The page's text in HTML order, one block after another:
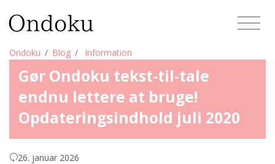
Ondoku Blog Information
Gør Ondoku tekst-til-tale
endnu lettere at bruge!
Opdateringsindhold juli 2020
26. januar 2026